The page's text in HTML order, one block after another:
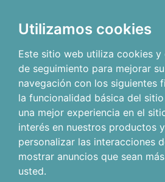
Utilizamos cookies
Este sitio web utiliza cookies
de seguimiento para mejorar
navegación con los siguientes
la funcionalidad básica del
una mejor experiencia en el
interés en nuestros productos
personalizar las interacciones
mostrar anuncios que sean
usted.